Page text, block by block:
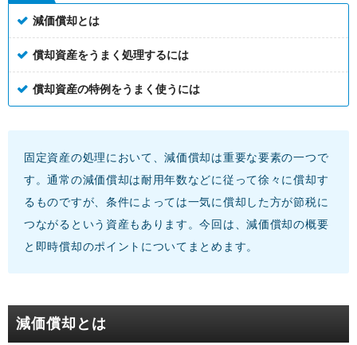
減価償却とは
償却資産をうまく処理するには
償却資産の特例をうまく使うには
固定資産の処理において、減価償却は重要な要素の一つで
す。通常の減価償却は耐用年数などに従って徐々に償却す
るものですが、条件によっては一気に償却した方が節税に
つながるという資産もあります。今回は、減価償却の概要
と即時償却のポイントについてまとめます。
減価償却とは